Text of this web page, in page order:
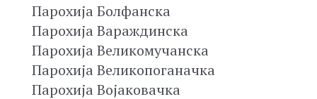
Парохија Болфанска
Парохија Вараждинска
Парохија Великомучанска
Парохија Великопоганачка
Парохија Војаковачка